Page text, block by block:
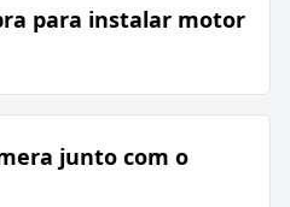
para instalar motor
junto com o